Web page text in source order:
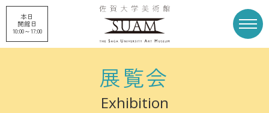
本日
開館日
10:00～17:00
展覧会
展覧会
Exhibition